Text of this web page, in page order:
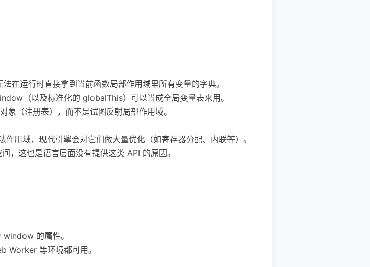
运行时直接拿到当前函数局部作用域里所有变量的字典。
（以及标准化的 globalThis）可以当成全局变量表来用。
（注册表），而不是试图反射局部作用域。
用域，现代引擎会对它们做大量优化（如寄存器分配、内联等）。
，这也是语言层面没有提供这类 API 的原因。
的属性。
Worker 等环境都可用。